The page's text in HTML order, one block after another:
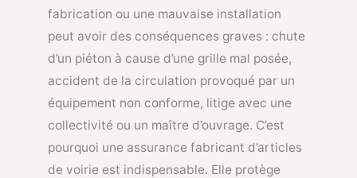
fabrication ou une mauvaise installation
peut avoir des conséquences graves : chute
d’un piéton à cause d’une grille mal posée,
accident de la circulation provoqué par un
équipement non conforme, litige avec une
collectivité ou un maître d’ouvrage. C’est
pourquoi une assurance fabricant d’articles
de voirie est indispensable. Elle protège